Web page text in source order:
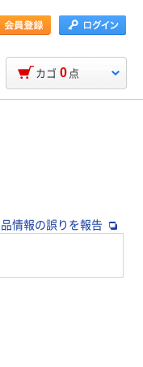
カゴ 0 点
情報の誤りを報告